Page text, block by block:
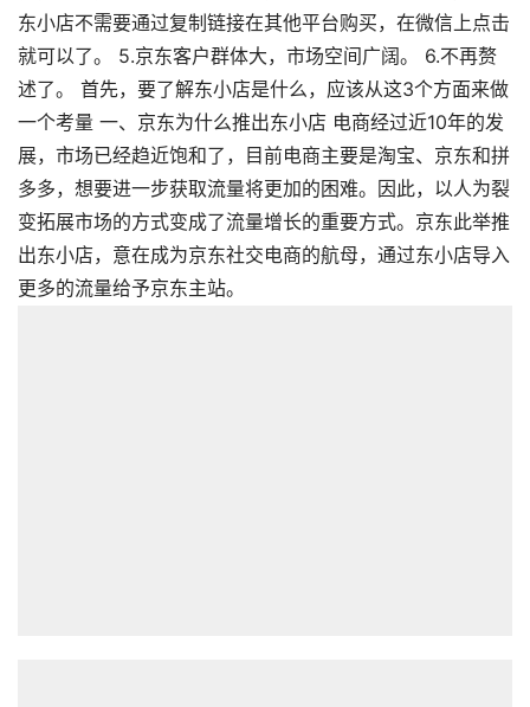
东小店不需要通过复制链接在其他平台购买，在微信上点击
就可以了。 5.京东客户群体大，市场空间广阔。 6.不再赘
述了。 首先，要了解东小店是什么，应该从这3个方面来做
一个考量 一、京东为什么推出东小店 电商经过近10年的发
展，市场已经趋近饱和了，目前电商主要是淘宝、京东和拼
多多，想要进一步获取流量将更加的困难。因此，以人为裂
变拓展市场的方式变成了流量增长的重要方式。京东此举推
出东小店，意在成为京东社交电商的航母，通过东小店导入
更多的流量给予京东主站。